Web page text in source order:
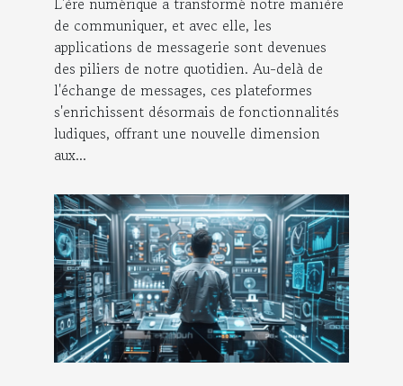
de communiquer, et avec elle, les
applications de messagerie sont devenues
des piliers de notre quotidien. Au-delà de
l'échange de messages, ces plateformes
s'enrichissent désormais de fonctionnalités
ludiques, offrant une nouvelle dimension
aux...